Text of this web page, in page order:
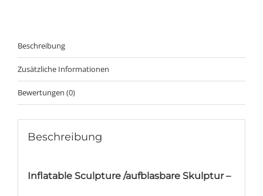
Beschreibung
Zusätzliche Informationen
Bewertungen (0)
Beschreibung
Inflatable Sculpture /aufblasbare Skulptur –